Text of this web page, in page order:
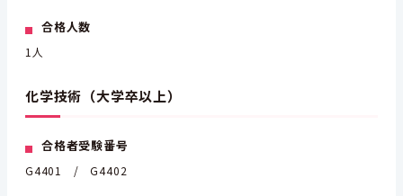
合格人数
1人
化学技術（大学卒以上）
合格者受験番号
G4401 / G4402